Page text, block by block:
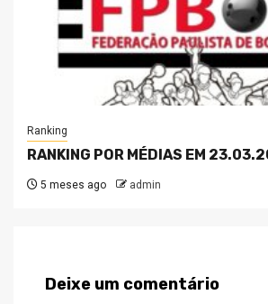
Ranking
RANKING POR MÉDIAS EM
5 meses ago admin
Deixe um comentário